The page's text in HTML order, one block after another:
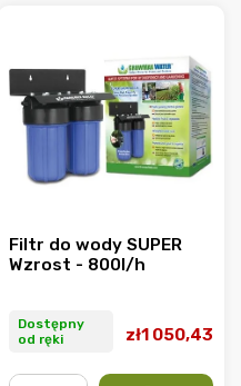
Filtr do wody SUPER
Wzrost - 800l/h
Dostępny
od ręki
zł1 050,43